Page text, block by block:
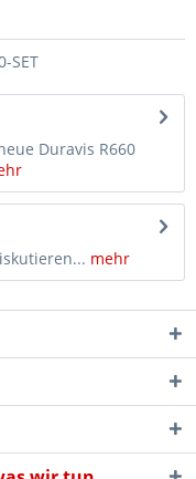
SET
Duravis R660
mehr